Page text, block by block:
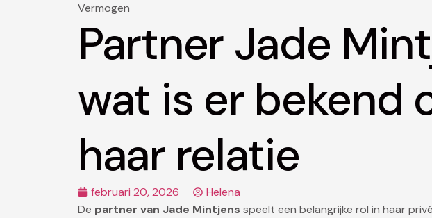
Vermogen
Partner Jade
wat is er bekend
haar relatie
februari 20, 2026
Helena
De partner van Jade Mintjens speelt een belangrijke rol in haar